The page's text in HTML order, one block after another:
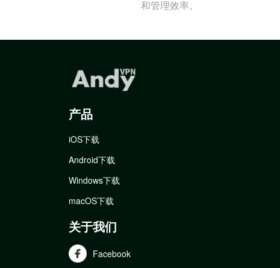
和管理效率。
产品
iOS下载
Android下载
Windows下载
macOS下载
关于我们
Facebook